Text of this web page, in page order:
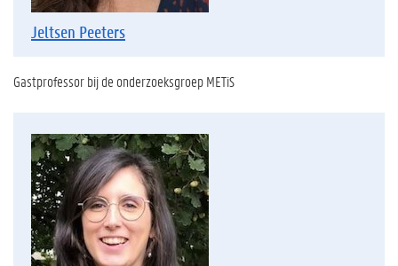
Jeltsen Peeters
Gastprofessor bij de onderzoeksgroep METiS